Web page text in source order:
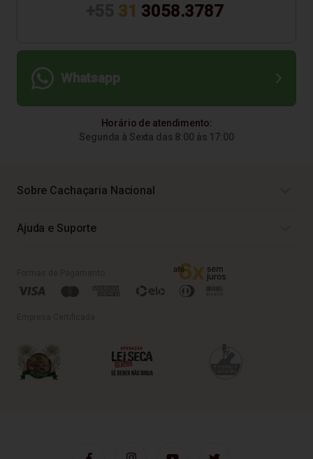
31 3058.3787
Whatsapp
Horário de atendimento:
Segunda à Sexta das 8:00 às 17:00
Sobre Cachaçaria Nacional
Ajuda e Suporte